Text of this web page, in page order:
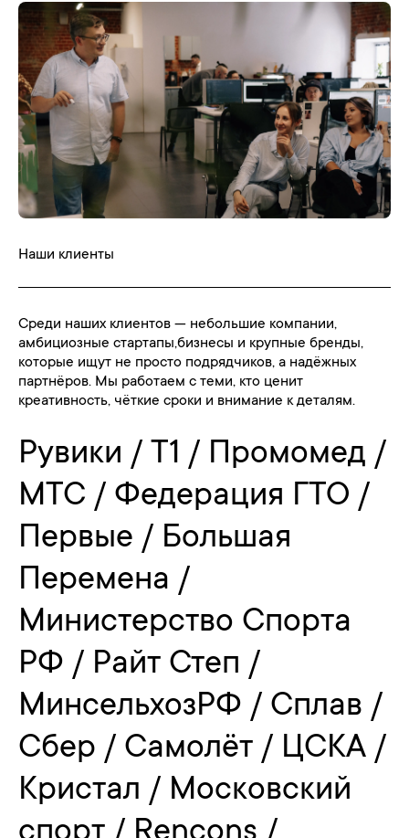
Наши клиенты
Среди наших клиентов — небольшие компании,
амбициозные стартапы,бизнесы и крупные бренды,
которые ищут не просто подрядчиков, а надёжных
партнёров. Мы работаем с теми, кто ценит
креативность, чёткие сроки и внимание к деталям.
Рувики / Т1 / Промомед /
МТС / Федерация ГТО /
Первые / Большая
Перемена /
Министерство Спорта
РФ / Райт Степ /
МинсельхозРФ / Сплав /
Сбер / Самолёт / ЦСКА /
Кристал / Московский